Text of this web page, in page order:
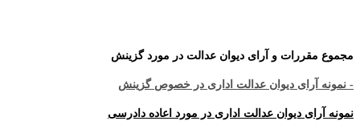
مجموع مقررات و آرای دیوان عدالت در مورد گزینش
- نمونه آرای دیوان عدالت اداری در خصوص گزینش
نمونه آرای دیوان عدالت اداری در مورد اعاده دادرسی